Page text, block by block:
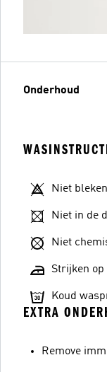
Onderhoud
Niet bleken
Niet in de
Niet
Strijken
Koud
EXTRA
Remove